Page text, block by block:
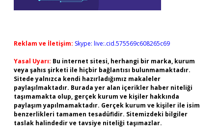
Reklam ve İletişim: Skype: live:.cid.575569c608265c69
Yasal Uyarı: Bu internet sitesi, herhangi bir marka, kurum
veya şahıs şirketi ile hiçbir bağlantısı bulunmamaktadır.
Sitede yalnızca kendi hazırladığımız makaleler
paylaşılmaktadır. Burada yer alan içerikler haber niteliği
taşımamakta olup, gerçek kurum ve kişiler hakkında
paylaşım yapılmamaktadır. Gerçek kurum ve kişiler ile isim
benzerlikleri tamamen tesadüfidir. Sitemizdeki bilgiler
taslak halindedir ve tavsiye niteliği taşımazlar.